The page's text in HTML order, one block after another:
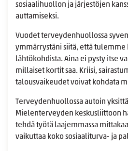
sosiaalihuollon ja järjestöjen
auttamiseksi.
Vuodet terveydenhuollossa
ymmärrystäni siitä, että tulemme
lähtökohdista. Aina ei pysty itse
millaiset kortit saa. Kriisi,
talousvaikeudet voivat kohdata
Terveydenhuollossa autoin
Mielenterveyden keskusliittoon
tehdä työtä laajemmassa
vaikuttaa koko sosiaaliturva- ja